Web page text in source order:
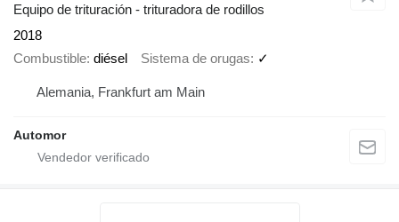
Equipo de trituración - trituradora de rodillos
2018
Combustible diésel Sistema de orugas ✓
Alemania, Frankfurt am Main
Automor